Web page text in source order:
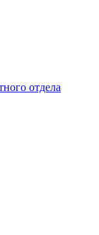
отдела